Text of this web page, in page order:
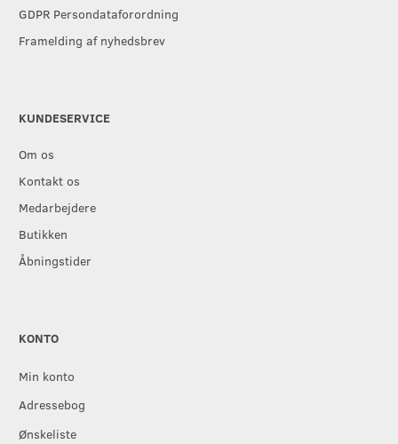
GDPR Persondataforordning
Framelding af nyhedsbrev
KUNDESERVICE
Om os
Kontakt os
Medarbejdere
Butikken
Åbningstider
KONTO
Min konto
Adressebog
Ønskeliste